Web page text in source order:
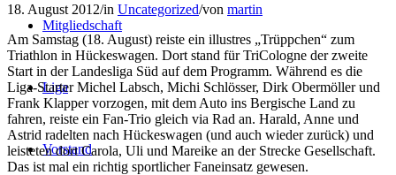
Mitgliedschaft
Liga
Vorstand
18. August 2012/in Uncategorized/von martin
Am Samstag (18. August) reiste ein illustres „Trüppchen“ zum
Triathlon in Hückeswagen. Dort stand für TriCologne der zweite
Start in der Landesliga Süd auf dem Programm. Während es die
Liga-Starter Michel Labsch, Michi Schlösser, Dirk Obermöller und
Frank Klapper vorzogen, mit dem Auto ins Bergische Land zu
fahren, reiste ein Fan-Trio gleich via Rad an. Harald, Anne und
Astrid radelten nach Hückeswagen (und auch wieder zurück) und
leisteten dort Carola, Uli und Mareike an der Strecke Gesellschaft.
Das ist mal ein richtig sportlicher Faneinsatz gewesen.